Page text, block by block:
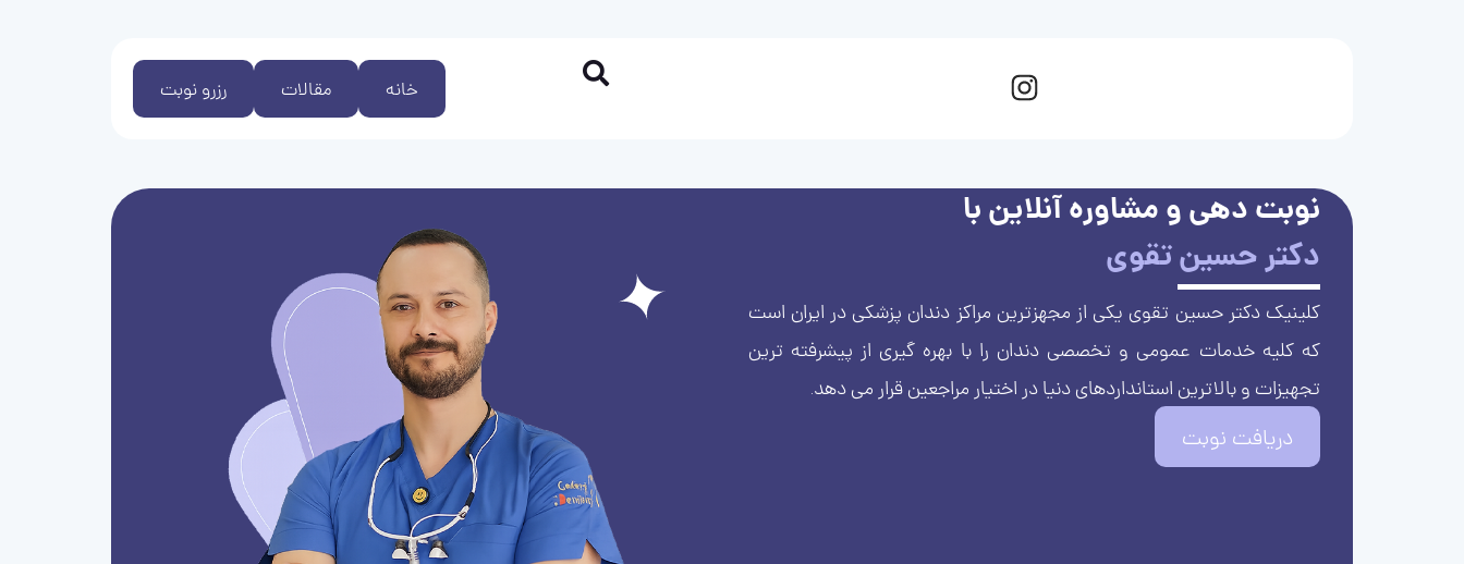
رزرو نوبت مقالات خانه
نوبت دهی و مشاوره آنلاین با
دکتر حسین تقوی
کلینیک دکتر حسین تقوی یکی از مجهزترین مراکز دندان پزشکی در ایران است
که کلیه خدمات عمومی و تخصصی دندان را با بهره گیری از پیشرفته ترین
تجهیزات و بالاترین استانداردهای دنیا در اختیار مراجعین قرار می دهد.
دریافت نوبت